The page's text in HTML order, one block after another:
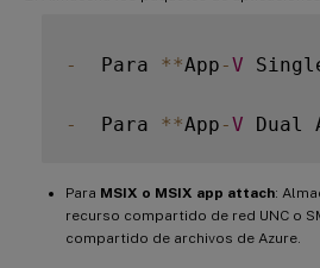
-
  Para
**App -V
-
  Para
**App -V Dual
Para MSIX o MSIX app attach:
recurso compartido de red UNC o
compartido de archivos de Azure.